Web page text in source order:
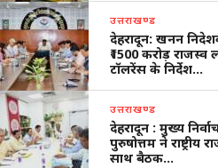
उत्तराखण्ड
देहरादून: खनन
₹1500 करोड़
टॉलरेंस के निर्देश…
उत्तराखण्ड
देहरादून : मुख्य
पुरुषोत्तम ने राष्ट्रीय
साथ बैठक…